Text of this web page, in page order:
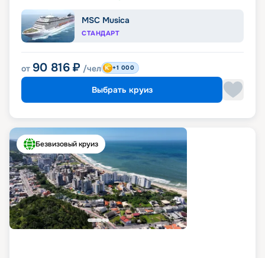
MSC Musica
СТАНДАРТ
от 90 816 ₽ /чел +1 000
Выбрать круиз
Безвизовый круиз